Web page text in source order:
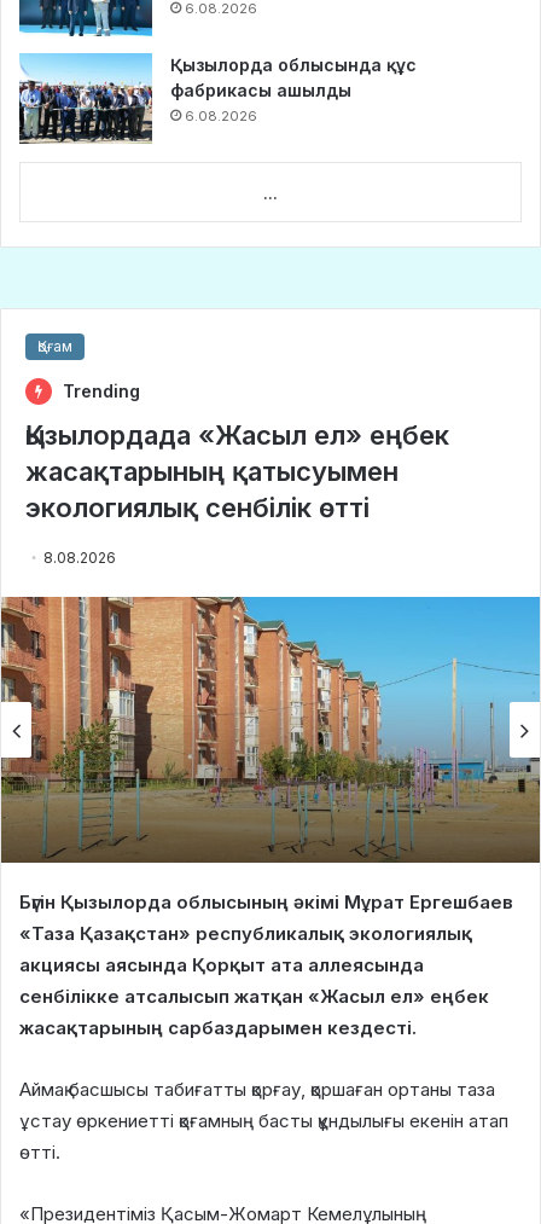
6.08.2026
Қызылорда облысында құс
фабрикасы ашылды
6.08.2026
...